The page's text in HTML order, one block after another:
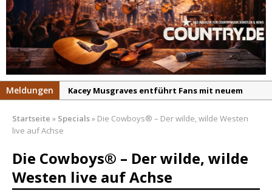
Meldungen
Kacey Musgraves entführt Fans mit neuem
Carter Faith mit brandneuem Musikvideo zu
Son Volt – „Sound Signal Serenades“ erscheint
am 28. August
Startseite » Specials» Die Cowboys® – Der wilde, wilde Westen
live auf Achse
Die Cowboys® – Der wilde, wilde
Westen live auf Achse